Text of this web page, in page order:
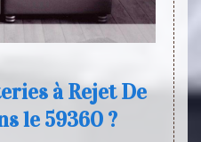
à Rejet De
le 59360 ?
Il